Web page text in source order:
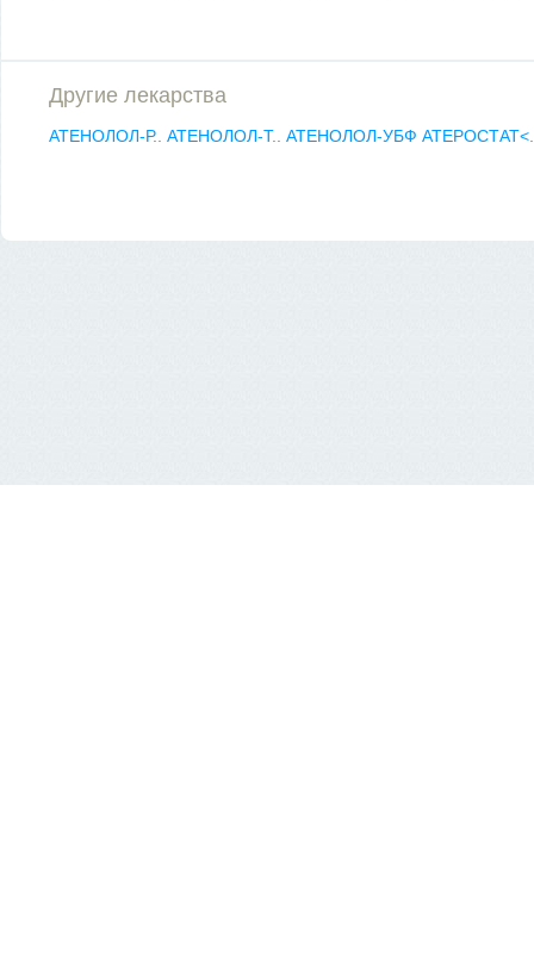
Другие лекарства
АТЕНОЛОЛ-Р.. АТЕНОЛОЛ-Т.. АТЕНОЛОЛ-УБФ